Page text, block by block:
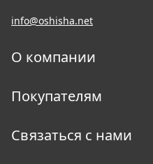
info@oshisha.net
О компании
Покупателям
Связаться с нами